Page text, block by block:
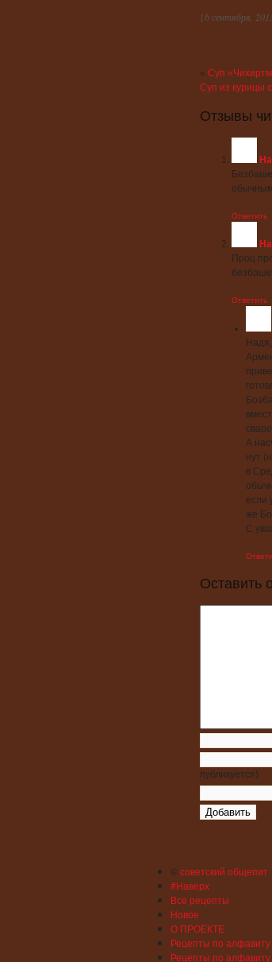
{6 сентября,
« Суп
Суп из курицы
Отзывы
обычным
Ответить
Проц
Ответить
А
нут
в
если
же
С
Оставить
публикуется)
©советский общепит
#Наверх
Все рецепты
Новое
О ПРОЕКТЕ
Рецепты по
Рецепты по